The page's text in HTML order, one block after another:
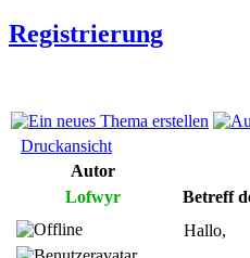
Registrierung
Druckansicht
Autor
Lofwyr
Betreff
Hallo,